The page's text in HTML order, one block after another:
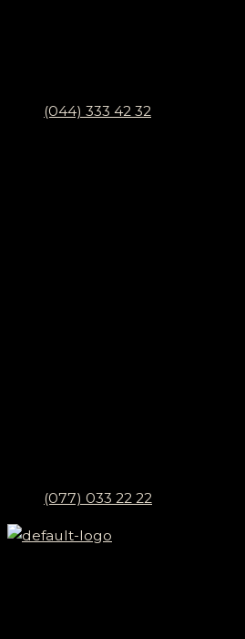
(044) 333 42 32
(077) 033 22 22